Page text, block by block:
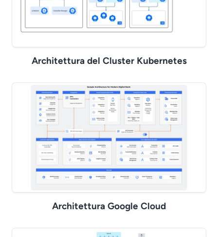
Architettura del Cluster Kubernetes
Architettura Google Cloud